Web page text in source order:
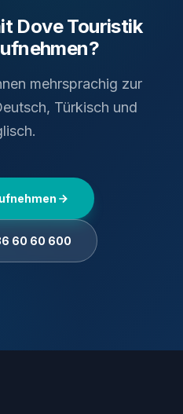
Dove Touristik
mehrsprachig zur
Türkisch und
60 60 600